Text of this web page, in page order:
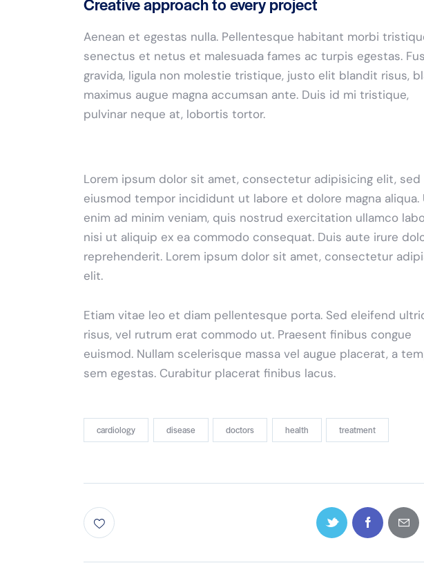
Aenean et egestas nulla. Pellentesque habitant morbi
senectus et netus et malesuada fames ac turpis egestas.
gravida, ligula non molestie tristique, justo elit blandit risus,
maximus augue magna accumsan ante. Duis id mi tristique,
pulvinar neque at, lobortis tortor.
Lorem ipsum dolor sit amet, consectetur adipisicing elit, sed
eiusmod tempor incididunt ut labore et dolore magna aliqua.
enim ad minim veniam, quis nostrud exercitation ullamco
nisi ut aliquip ex ea commodo consequat. Duis aute irure
reprehenderit. Lorem ipsum dolor sit amet, consectetur
elit.
Etiam vitae leo et diam pellentesque porta. Sed eleifend
risus, vel rutrum erat commodo ut. Praesent finibus congue
euismod. Nullam scelerisque massa vel augue placerat, a
sem egestas. Curabitur placerat finibus lacus.
cardiology disease doctors health treatment